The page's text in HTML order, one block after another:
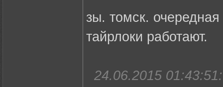
зы. томск.
тайрлоки работают.
24.06.2015 01:43:51: